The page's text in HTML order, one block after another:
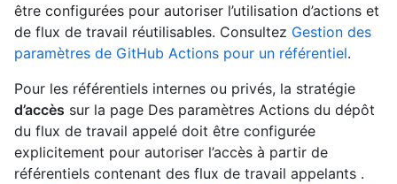
être configurées pour autoriser l’utilisation d’actions et
de flux de travail réutilisables. Consultez Gestion des
paramètres de GitHub Actions pour un référentiel.
Pour les référentiels internes ou privés, la stratégie
d’accès sur la page Des paramètres Actions du dépôt
du flux de travail appelé doit être configurée
explicitement pour autoriser l’accès à partir de
référentiels contenant des flux de travail appelants .